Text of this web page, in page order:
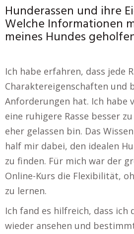
Hunderassen und ihre
Welche Informationen
meines Hundes
Ich habe erfahren, dass jede
Charaktereigenschaften und
Anforderungen hat. Ich habe
eine ruhigere Rasse besser
eher gelassen bin. Das
half mir dabei, den idealen
zu finden. Für mich war der
Online-Kurs die Flexibilität,
zu lernen.
Ich fand es hilfreich, dass ich
wieder ansehen und